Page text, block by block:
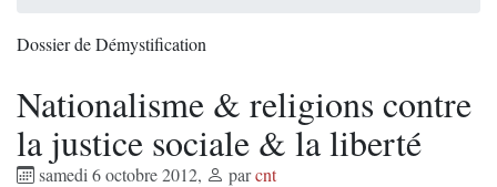
Dossier de Démystification
Nationalisme & religions contre
la justice sociale & la liberté
samedi 6 octobre 2012, parcnt